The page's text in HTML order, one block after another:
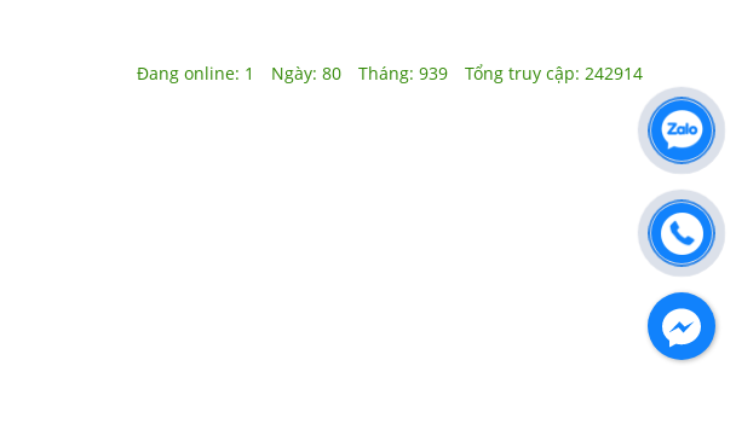
Đang online: 1 Ngày: 80 Tháng: 939 Tổng truy cập: 242914